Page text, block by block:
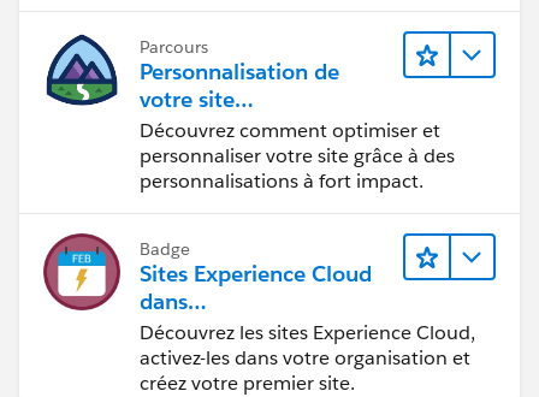
Parcours
Personnalisation de
votre site
Experience Cloud
Découvrez comment optimiser et
personnaliser votre site grâce à des
personnalisations à fort impact.
Badge
Sites Experience Cloud
dans
Agentforce Financial Ser
vices
Découvrez les sites Experience Cloud,
activez-les dans votre organisation et
créez votre premier site.